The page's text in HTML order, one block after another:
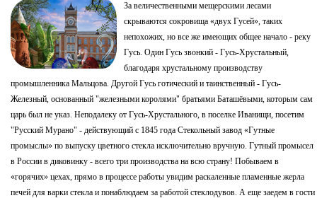
За величественными мещерскими лесами
скрываются сокровища «двух Гусей», таких
непохожих, но все же имеющих общее начало - реку
Гусь. Один Гусь звонкий - Гусь-Хрустальный,
благодаря хрустальному производству
промышленника Мальцова. Другой Гусь готический и таинственный - Гусь-
Железный, основанный "железными королями" братьями Баташёвыми, которым сам
царь был не указ. Неподалеку от Гусь-Хрустального, в поселке Иванищи, посетим
"Русский Мурано" - действующий с 1845 года Стекольный завод «Гутные
промыслы» по выпуску цветного стекла исключительно вручную. Гутный промысел
в России в диковинку - всего три производства на всю страну! Побываем в
«горячих» цехах, прямо в процессе работы увидим раскаленные пламенные жерла
печей для варки стекла и понаблюдаем за работой стеклодувов. А еще заедем в гости